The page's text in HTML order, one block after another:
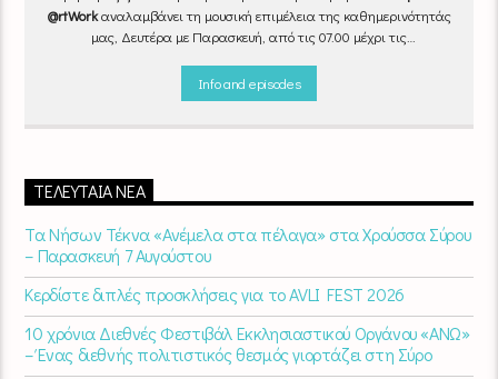
@rtWorkαναλαμβάνει τη μουσική επιμέλεια της καθημερινότητάς
μας, Δευτέρα με Παρασκευή, από τις 07.00 μέχρι τις
εναλλάσσονται αρμονικά, θυμίζοντάς μας πως δουλειά και
Καθημερινά(Δευτέρα-Παρασκευή)
Info and episodes
ΤΕΛΕΥΤΑΊΑ ΝΈΑ
Τα Νήσων Τέκνα «Ανέμελα στα πέλαγα» στα Χρούσσα Σύρου
– Παρασκευή 7 Αυγούστου
Κερδίστε διπλές προσκλήσεις για το AVLI FEST 2026
10 χρόνια Διεθνές Φεστιβάλ Εκκλησιαστικού Οργάνου «ΑΝΩ»
– Ένας διεθνής πολιτιστικός θεσμός γιορτάζει στη Σύρο​